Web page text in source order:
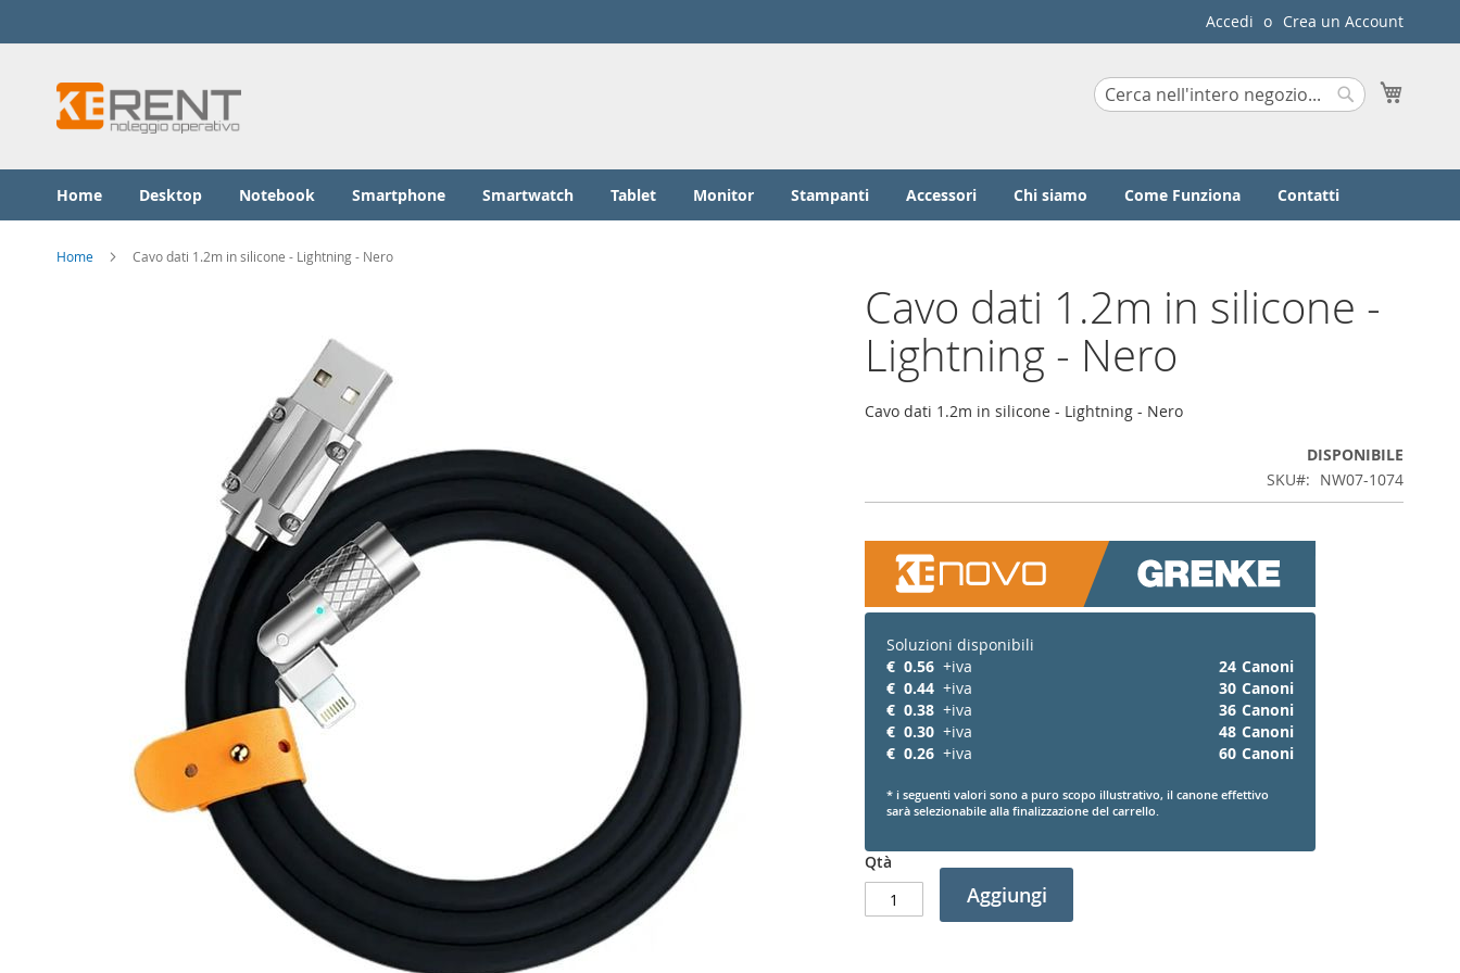
al
Accedi Crea un Account
Search
Home Desktop Notebook Smartphone Smartwatch Tablet Monitor Stampanti Accessori Chi siamo Come Funziona Contatti
Home Cavo dati 1.2m in silicone - Lightning - Nero
Cavo dati 1.2m in silicone -
Lightning - Nero
Cavo dati 1.2m in silicone - Lightning - Nero
DISPONIBILE
SKU
NW07-1074
Soluzioni disponibili
€ 0.56 +iva Canoni
24
€ 0.44 +iva Canoni
30
€ 0.38 +iva Canoni
36
€ 0.30 +iva Canoni
48
€ 0.26 +iva Canoni
60
* i seguenti valori sono a puro scopo illustrativo, il canone effettivo
sarà selezionabile alla finalizzazione del carrello.
Qtà
Aggiungi